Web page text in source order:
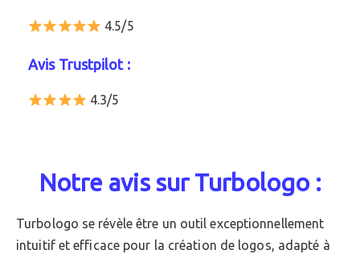
4.5/5
Avis Trustpilot :
4.3/5
Notre avis sur Turbologo :
Turbologo se révèle être un outil exceptionnellement
intuitif et efficace pour la création de logos, adapté à